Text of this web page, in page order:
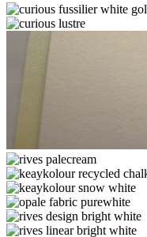
astrosilver-
orion
curious
ice
gold
icegold
rives
palecream
keaykolour
recycled
chalk
keaykolour
snow
white
opale
fabric
rives